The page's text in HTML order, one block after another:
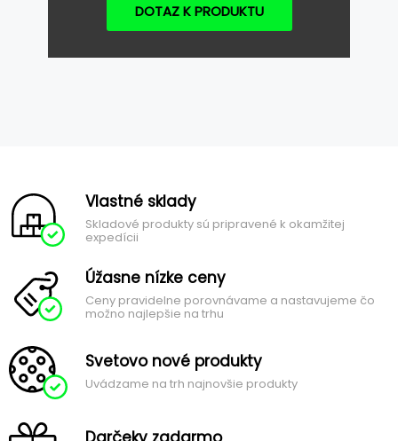
DOTAZ K PRODUKTU
Vlastné sklady
Skladové produkty sú pripravené k okamžitej
expedícii
Úžasne nízke ceny
Ceny pravidelne porovnávame a nastavujeme čo
možno najlepšie na trhu
Svetovo nové produkty
Uvádzame na trh najnovšie produkty